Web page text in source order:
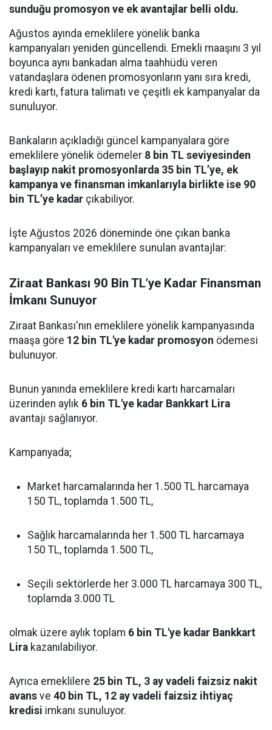
sunduğu promosyon ve ek avantajlar belli oldu.
Ağustos ayında emeklilere yönelik banka
kampanyaları yeniden güncellendi. Emekli maaşını 3 yıl
boyunca aynı bankadan alma taahhüdü veren
vatandaşlara ödenen promosyonların yanı sıra kredi,
kredi kartı, fatura talimatı ve çeşitli ek kampanyalar da
sunuluyor.
Bankaların açıkladığı güncel kampanyalara göre
emeklilere yönelik ödemeler 8 bin TL seviyesinden
başlayıp nakit promosyonlarda 35 bin TL’ye, ek
kampanya ve finansman imkanlarıyla birlikte ise 90
bin TL’ye kadar çıkabiliyor.
İşte Ağustos 2026 döneminde öne çıkan banka
kampanyaları ve emeklilere sunulan avantajlar:
Ziraat Bankası 90 Bin TL’ye Kadar Finansman
İmkanı Sunuyor
Ziraat Bankası'nın emeklilere yönelik kampanyasında
maaşa göre 12 bin TL'ye kadar promosyon ödemesi
bulunuyor.
Bunun yanında emeklilere kredi kartı harcamaları
üzerinden aylık 6 bin TL'ye kadar Bankkart Lira
avantajı sağlanıyor.
Kampanyada;
Market harcamalarında her 1.500 TL harcamaya
150 TL, toplamda 1.500 TL,
Sağlık harcamalarında her 1.500 TL harcamaya
150 TL, toplamda 1.500 TL,
Seçili sektörlerde her 3.000 TL harcamaya 300 TL,
toplamda 3.000 TL
olmak üzere aylık toplam 6 bin TL'ye kadar Bankkart
Lira kazanılabiliyor.
Ayrıca emeklilere 25 bin TL, 3 ay vadeli faizsiz nakit
avans ve 40 bin TL, 12 ay vadeli faizsiz ihtiyaç
kredisi imkanı sunuluyor.